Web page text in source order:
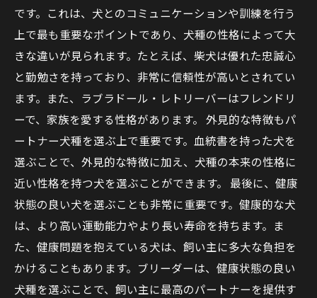
です。これは、犬とのコミュニケーションや訓練を行う
上で最も重要なポイントであり、犬種の性格によって大
きな違いが見られます。たとえば、柴犬は優れた忠誠心
と勤勉さを持っており、非常に信頼性が高いとされてい
ます。また、ラブラドール・レトリーバーはフレンドリ
ーで、家族を愛する性格があります。 外見的な特徴もパ
ートナー犬種を選ぶ上で重要です。血統書を持った犬を
選ぶことで、外見的な特徴に加え、犬種の本来の性格に
近い性格を持つ犬を選ぶことができます。 最後に、健康
状態の良い犬を選ぶことも非常に重要です。健康的な犬
は、より高い運動能力やより長い寿命を持ちます。ま
た、健康問題を抱えている犬は、飼い主に多大な負担を
かけることもあります。ブリーダーは、健康状態の良い
犬種を選ぶことで、飼い主に最高のパートナーを提供す